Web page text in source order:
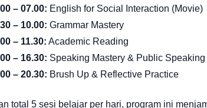
– 07.00: English for Social Interaction (Movie)
– 10.00: Grammar Mastery
– 11.30: Academic Reading
– 16.30: Speaking Mastery & Public Speaking
– 20.30: Brush Up & Reflective Practice
total 5 sesi belajar per hari, program ini